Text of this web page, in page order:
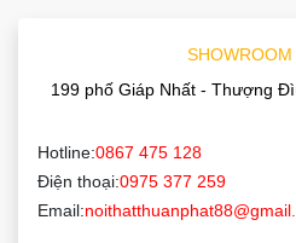
SHOWROOM
199 phố Giáp Nhất - Thượng
Hotline:0867 475 128
Điện thoại:0975 377 259
Email: